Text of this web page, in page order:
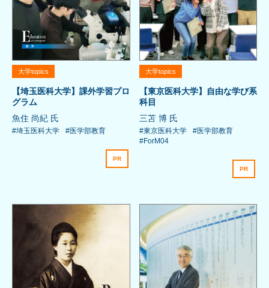
大学topics
【埼玉医科大学】課外学習プロ
グラム
魚住 尚紀 氏
#埼玉医科大学 #医学部教育
PR
大学topics
【東京医科大学】自由な学び系
科目
三苫 博 氏
#東京医科大学
#医学部教育
#ForM04
PR